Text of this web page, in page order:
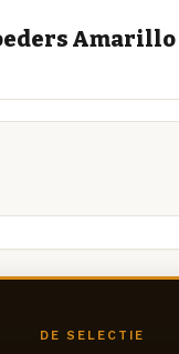
Amarillo
DE SELECTIE